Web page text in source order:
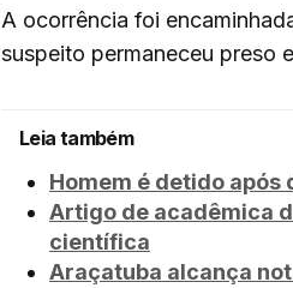
A ocorrência foi
suspeito permaneceu preso
Leia também
Homem é detido
Artigo de acadêmica
científica
Araçatuba alcança